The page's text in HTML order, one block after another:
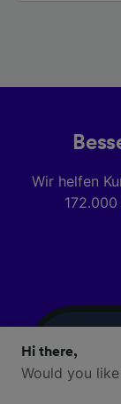
Wir helfen
Hi there,
Would you